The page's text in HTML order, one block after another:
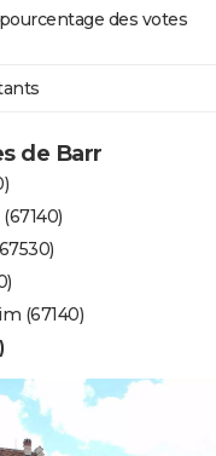
des votes
de Barr
(67140)